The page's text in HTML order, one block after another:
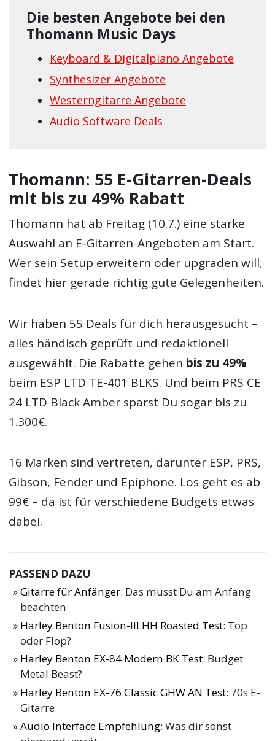
Die besten Angebote bei den
Thomann Music Days
Keyboard & Digitalpiano Angebote
Synthesizer Angebote
Westerngitarre Angebote
Audio Software Deals
Thomann: 55 E-Gitarren-Deals
mit bis zu 49% Rabatt
Thomann hat ab Freitag (10.7.) eine starke
Auswahl an E-Gitarren-Angeboten am Start.
Wer sein Setup erweitern oder upgraden will,
findet hier gerade richtig gute Gelegenheiten.
Wir haben 55 Deals für dich herausgesucht –
alles händisch geprüft und redaktionell
ausgewählt. Die Rabatte gehen bis zu 49%
beim ESP LTD TE-401 BLKS. Und beim PRS CE
24 LTD Black Amber sparst Du sogar bis zu
1.300€.
16 Marken sind vertreten, darunter ESP, PRS,
Gibson, Fender und Epiphone. Los geht es ab
99€ – da ist für verschiedene Budgets etwas
dabei.
PASSEND DAZU
Gitarre für Anfänger: Das musst Du am Anfang
beachten
Harley Benton Fusion-III HH Roasted Test: Top
oder Flop?
Harley Benton EX-84 Modern BK Test: Budget
Metal Beast?
Harley Benton EX-76 Classic GHW AN Test: 70s E-
Gitarre
Audio Interface Empfehlung: Was dir sonst